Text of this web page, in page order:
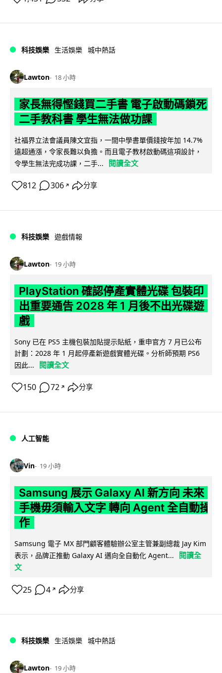
科技娛樂 生活娛樂 城中熱話
Lawton 18 小時
家長無得慳錢買二手書 電子啟動碼鎖死
二手教科書 學生無法做功課
社福界立法會議員陳文宜指，一間中學書單價錢按年加 14.7%
遠超通漲，令家長難以負擔。而且電子教材啟動碼這項設計，
令學生無法完成功課，二手...
閱讀全文
812 306 ↗ 分享
科技娛樂 遊戲情報
Lawton 19 小時
PlayStation 確認停產實體光碟 包裝印
出重要通告 2028 年 1 月後不出光碟遊
戲
Sony 已在 PS5 主機包裝加貼提示貼紙，重申官方 7 月已公布
計劃：2028 年 1 月起停產新遊戲實體光碟。分析師預期 PS6
因此...
閱讀全文
150 72 ↗ 分享
人工智能
Vin 19 小時
Samsung 展示 Galaxy AI 新方向 未來
手機毋須輸入文字 轉向 Agent 全自動操
作
Samsung 電子 MX 部門顧客體驗辦公室主管兼副總裁 Jay Kim
表示，品牌正推動 Galaxy AI 邁向全自動化 Agent...
閱讀全
文
25 4 ↗ 分享
科技娛樂 生活娛樂 城中熱話
Lawton 19 小時